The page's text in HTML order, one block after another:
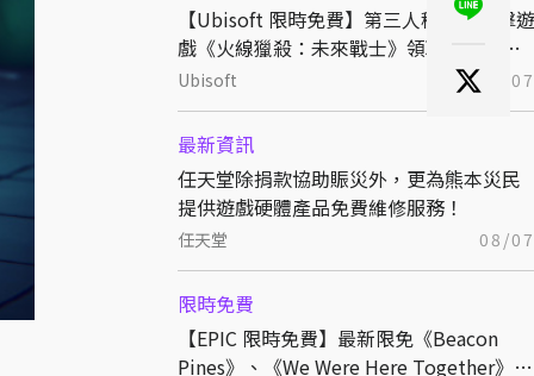
【Ubisoft 限時免費】第三人稱戰術射擊遊
戲《火線獵殺：未來戰士》領取後永久保
存
Ubisoft 08/07
最新資訊
任天堂除捐款協助賑災外，更為熊本災民
提供遊戲硬體產品免費維修服務！
任天堂 08/07
限時免費
【EPIC 限時免費】最新限免《Beacon
Pines》、《We Were Here Together》領